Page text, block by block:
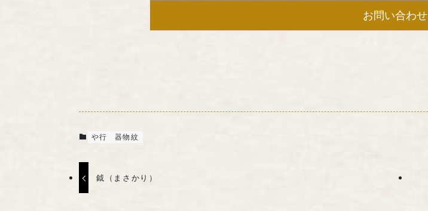
お問い合わせ
や行 器物紋
鉞（まさかり）